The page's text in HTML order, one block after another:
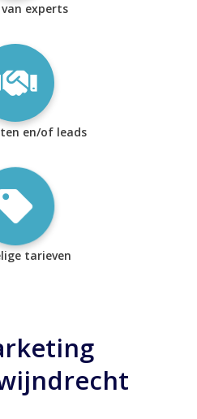
van experts
en/of leads
tarieven